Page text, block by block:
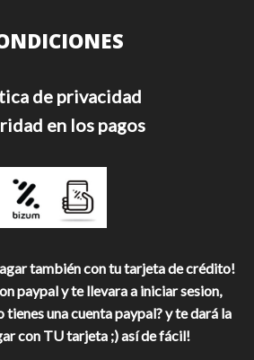
de privacidad
en los pagos
también con tu tarjeta de crédito!
paypal y te llevara a iniciar sesion,
una cuenta paypal? y te dará la
con TU tarjeta ;) así de fácil!